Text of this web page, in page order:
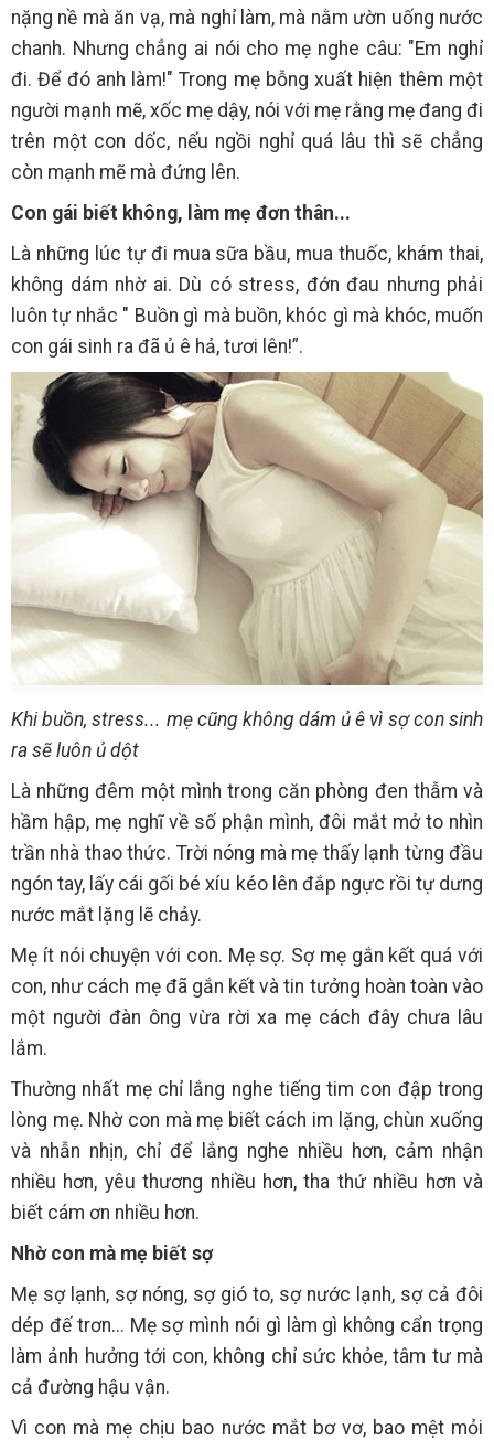
nặng nề mà ăn vạ, mà nghỉ làm, mà nằm ườn uống nước
chanh. Nhưng chẳng ai nói cho mẹ nghe câu: "Em nghỉ
đi. Để đó anh làm!" Trong mẹ bỗng xuất hiện thêm một
người mạnh mẽ, xốc mẹ dậy, nói với mẹ rằng mẹ đang đi
trên một con dốc, nếu ngồi nghỉ quá lâu thì sẽ chẳng
còn mạnh mẽ mà đứng lên.
Con gái biết không, làm mẹ đơn thân...
Là những lúc tự đi mua sữa bầu, mua thuốc, khám thai,
không dám nhờ ai. Dù có stress, đớn đau nhưng phải
luôn tự nhắc " Buồn gì mà buồn, khóc gì mà khóc, muốn
con gái sinh ra đã ủ ê hả, tươi lên!”.
Khi buồn, stress... mẹ cũng không dám ủ ê vì sợ con sinh
ra sẽ luôn ủ dột
Là những đêm một mình trong căn phòng đen thẫm và
hầm hập, mẹ nghĩ về số phận mình, đôi mắt mở to nhìn
trần nhà thao thức. Trời nóng mà mẹ thấy lạnh từng đầu
ngón tay, lấy cái gối bé xíu kéo lên đắp ngực rồi tự dưng
nước mắt lặng lẽ chảy.
Mẹ ít nói chuyện với con. Mẹ sợ. Sợ mẹ gắn kết quá với
con, như cách mẹ đã gắn kết và tin tưởng hoàn toàn vào
một người đàn ông vừa rời xa mẹ cách đây chưa lâu
lắm.
Thường nhất mẹ chỉ lắng nghe tiếng tim con đập trong
lòng mẹ. Nhờ con mà mẹ biết cách im lặng, chùn xuống
và nhẫn nhịn, chỉ để lắng nghe nhiều hơn, cảm nhận
nhiều hơn, yêu thương nhiều hơn, tha thứ nhiều hơn và
biết cám ơn nhiều hơn.
Nhờ con mà mẹ biết sợ
Mẹ sợ lạnh, sợ nóng, sợ gió to, sợ nước lạnh, sợ cả đôi
dép đế trơn... Mẹ sợ mình nói gì làm gì không cẩn trọng
làm ảnh hưởng tới con, không chỉ sức khỏe, tâm tư mà
cả đường hậu vận.
Vì con mà mẹ chịu bao nước mắt bơ vơ, bao mệt mỏi